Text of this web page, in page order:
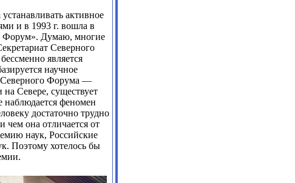
активное
и в 1993 г. вошла в
Форум». Думаю, многие
Северного
является
научное
Форума —
Севере, существует
наблюдается феномен
достаточно трудно
чем она отличается от
наук, Российские
Поэтому хотелось бы